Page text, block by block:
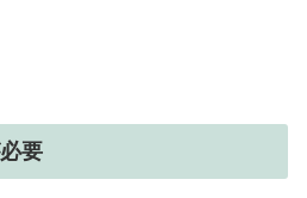
要